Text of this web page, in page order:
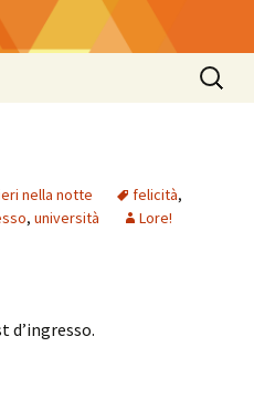
Ricerca
per:
nella notte felicità,
, università Lore!
d’ingresso.